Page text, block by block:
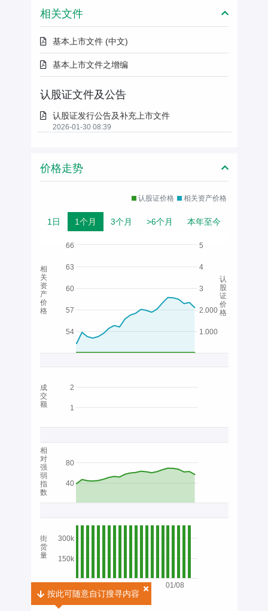
相关文件
基本上市文件 (中文)
基本上市文件之增编
认股证文件及公告
认股证发行公告及补充上市文件
2026-01-30 08:39
价格走势
认股证价格 相关资产价格
1日 1个月 3个月 >6个月 本年至今
01/08
60
54
57
63
66
1.000
2.000
3
4
5
1
2
40
80
150k
300k
2026
相
关
资
产
价
格
认
股
证
价
格
成
交
额
相
对
强
弱
指
数
街
货
量
按此可随意自订搜寻内容
按此可随意自订搜寻内容